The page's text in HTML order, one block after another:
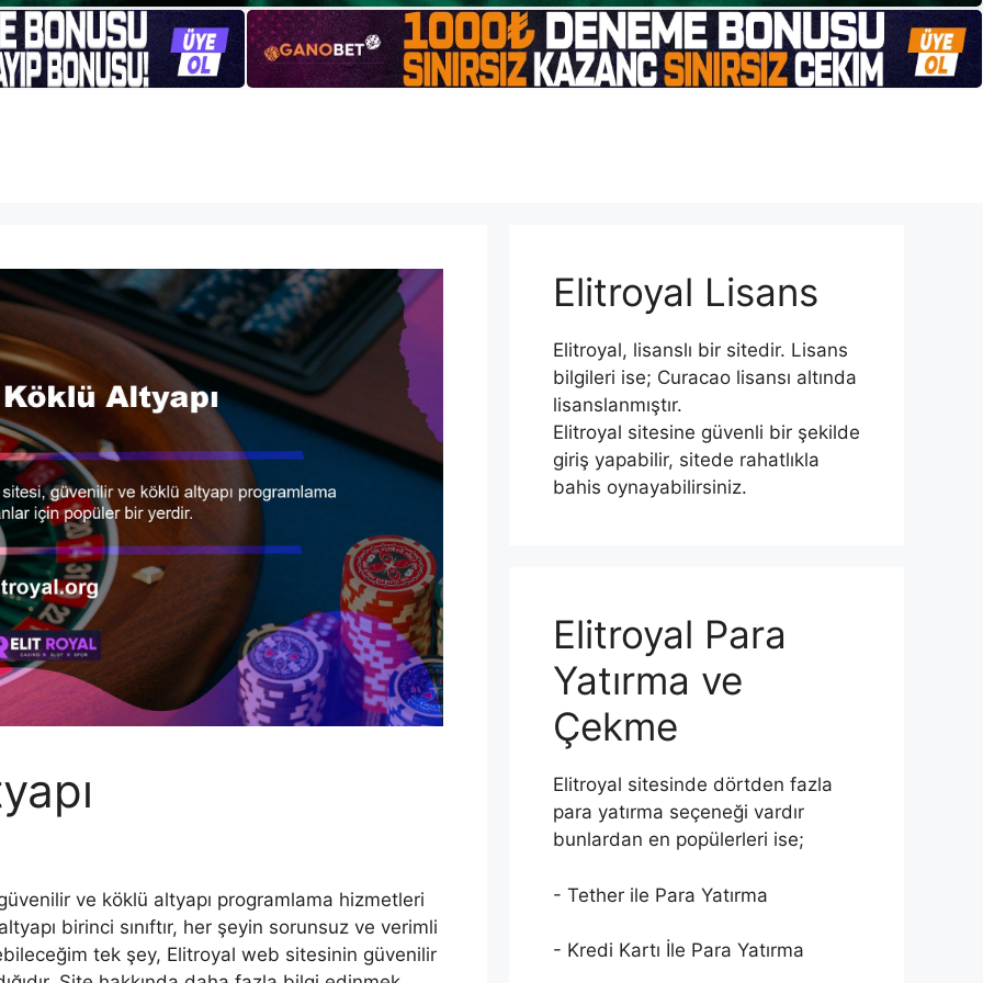
ve köklü altyapı programlama hizmetleri
birinci sınıftır, her şeyin sorunsuz ve verimli
tek şey, Elitroyal web sitesinin güvenilir
Elitroyal Lisans
Elitroyal, lisanslı bir sitedir. Lisans
bilgileri ise; Curacao lisansı altında
lisanslanmıştır.
Elitroyal sitesine güvenli bir şekilde
giriş yapabilir, sitede rahatlıkla
bahis oynayabilirsiniz.
Elitroyal Para
Yatırma ve
Çekme
Elitroyal sitesinde dörtden fazla
para yatırma seçeneği vardır
bunlardan en popülerleri ise;
- Tether ile Para Yatırma
- Kredi Kartı İle Para Yatırma